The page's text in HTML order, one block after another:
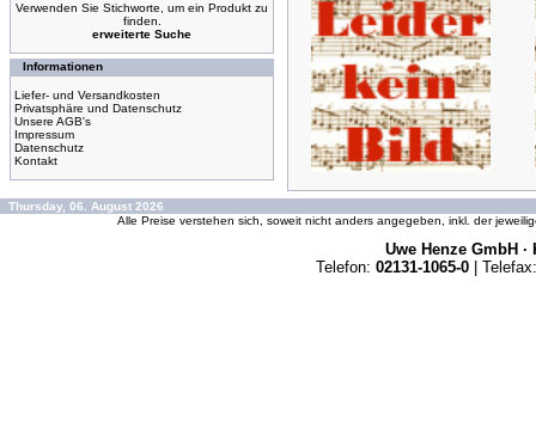
Verwenden Sie Stichworte, um ein Produkt zu
finden.
erweiterte Suche
Informationen
Liefer- und Versandkosten
Privatsphäre und Datenschutz
Unsere AGB's
Impressum
Datenschutz
Kontakt
Thursday, 06. August 2026
Alle Preise verstehen sich, soweit nicht anders angegeben, inkl. der
Uwe Henze GmbH ·
Telefon: 02131-1065-0 | Telefax: